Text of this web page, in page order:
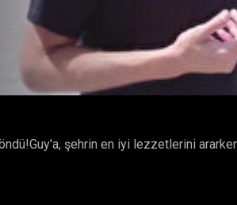
şehrin en iyi lezzetlerini